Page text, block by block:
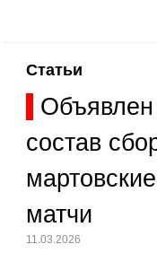
Статьи
состав
матчи
11.03.2026